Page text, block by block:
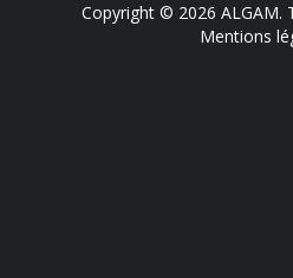
Copyright © 2026 ALGAM.
Mentions